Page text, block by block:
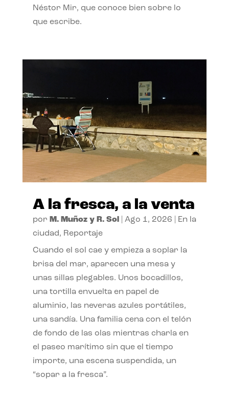
Néstor Mir, que conoce bien sobre lo
que escribe.
A la fresca, a la venta
por M. Muñoz y R. Sol| Ago 1, 2026
En la
ciudad, Reportaje
Cuando el sol cae y empieza a soplar la
brisa del mar, aparecen una mesa y
unas sillas plegables. Unos bocadillos,
una tortilla envuelta en papel de
aluminio, las neveras azules portátiles,
una sandía. Una familia cena con el telón
de fondo de las olas mientras charla en
el paseo marítimo sin que el tiempo
importe, una escena suspendida, un
“sopar a la fresca”.